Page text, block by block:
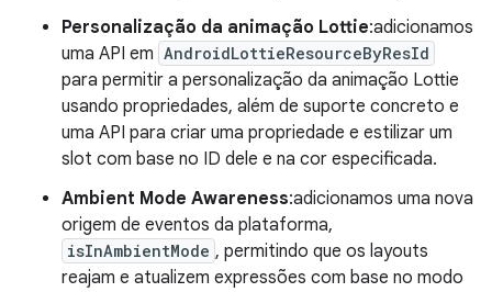
Personalização da animação Lottie:adicionamos
uma API em AndroidLottieResourceByResId
para permitir a personalização da animação Lottie
usando propriedades, além de suporte concreto e
uma API para criar uma propriedade e estilizar um
slot com base no ID dele e na cor especificada.
Ambient Mode Awareness:adicionamos uma nova
origem de eventos da plataforma,
isInAmbientMode , permitindo que os layouts
reajam e atualizem expressões com base no modo